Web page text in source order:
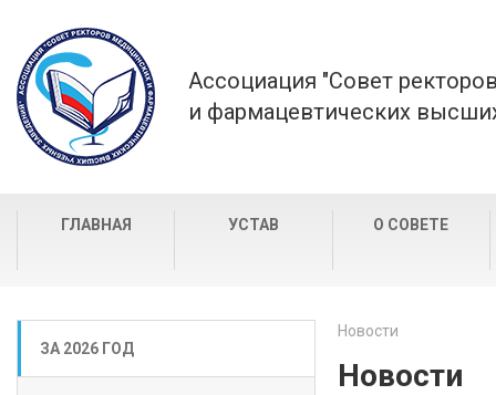
Ассоциация "Совет
и фармацевтических
ГЛАВНАЯ УСТАВ О СОВЕТЕ
ЗА 2026 ГОД
Новости
Новости